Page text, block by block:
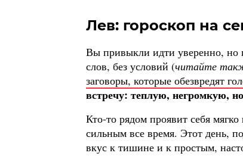
Лев: гороскоп на
Вы привыкли идти уверенно, но
слов, без условий (читайте
заговоры, которые обезвредят
встречу: теплую, негромкую,
Кто-то рядом проявит себя
сильным все время. Этот день,
вкус к тишине и к простым,